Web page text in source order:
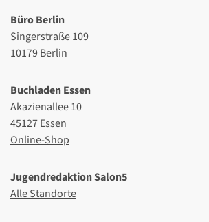
Büro Berlin
Singerstraße 109
10179 Berlin
Buchladen Essen
Akazienallee 10
45127 Essen
Online-Shop
Jugendredaktion Salon5
Alle Standorte